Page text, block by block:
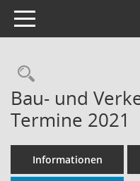
Toggle navigation
Bau- und
Termine 2021
Informationen